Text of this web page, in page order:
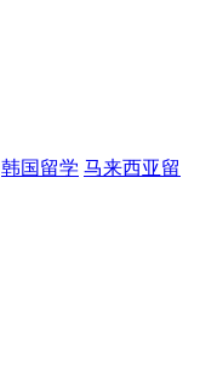
韩国留学 马来西亚留